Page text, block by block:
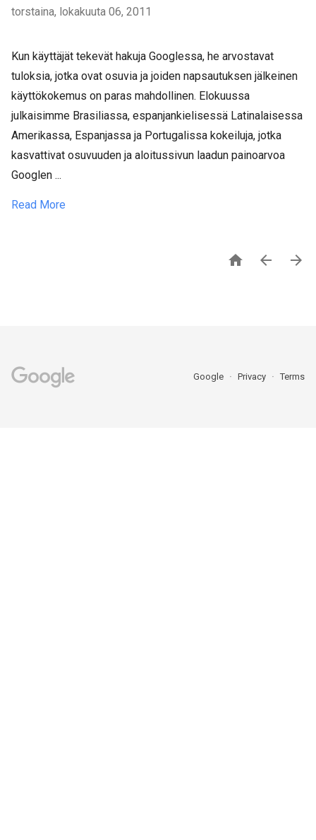
torstaina, lokakuuta 06, 2011
Kun käyttäjät tekevät hakuja Googlessa, he arvostavat
tuloksia, jotka ovat osuvia ja joiden napsautuksen jälkeinen
käyttökokemus on paras mahdollinen. Elokuussa
julkaisimme Brasiliassa, espanjankielisessä Latinalaisessa
Amerikassa, Espanjassa ja Portugalissa kokeiluja, jotka
kasvattivat osuvuuden ja aloitussivun laadun painoarvoa
Googlen ...
Read More
  
Google Privacy Terms